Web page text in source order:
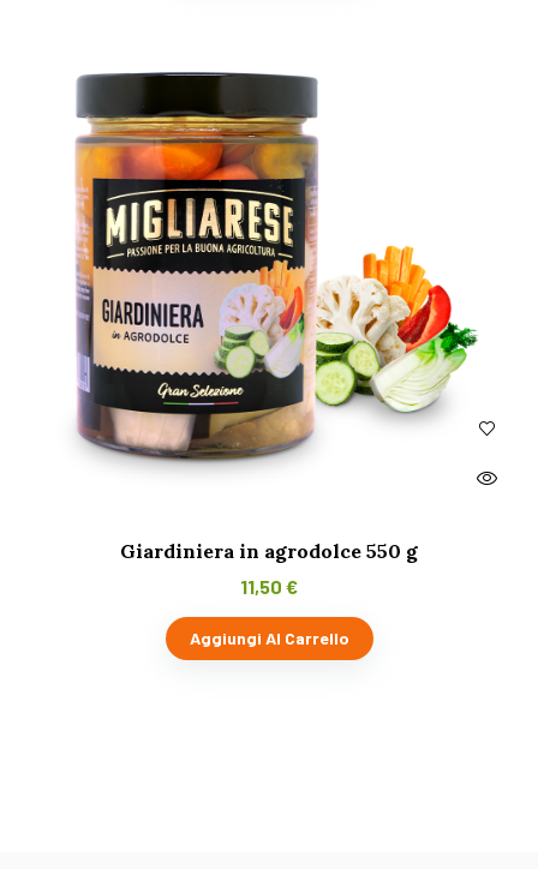
Giardiniera in agrodolce 550 g
11,50 €
Aggiungi Al Carrello